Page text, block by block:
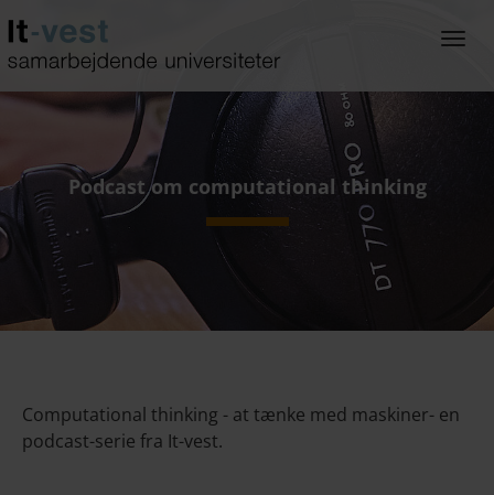
til
hoved-
indhold
Podcast om computational thinking
Computational thinking - at tænke med maskiner- en
podcast-serie fra It-vest.